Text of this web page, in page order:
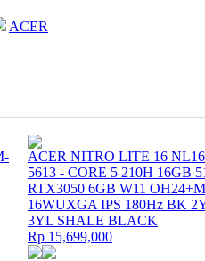
ACER
ACER NITRO LITE 16
5613 - CORE 5 210H 16GB
RTX3050 6GB W11
16WUXGA IPS 180Hz BK
3YL SHALE BLACK
Rp 15,699,000